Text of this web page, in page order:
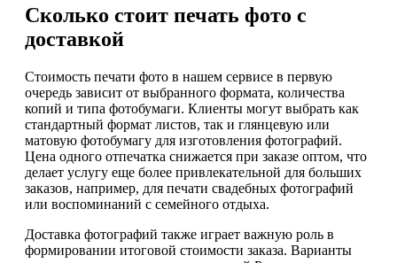
Сколько стоит печать фото с
доставкой
Стоимость печати фото в нашем сервисе в первую
очередь зависит от выбранного формата, количества
копий и типа фотобумаги. Клиенты могут выбрать как
стандартный формат листов, так и глянцевую или
матовую фотобумагу для изготовления фотографий.
Цена одного отпечатка снижается при заказе оптом, что
делает услугу еще более привлекательной для больших
заказов, например, для печати свадебных фотографий
или воспоминаний с семейного отдыха.
Доставка фотографий также играет важную роль в
формировании итоговой стоимости заказа. Варианты